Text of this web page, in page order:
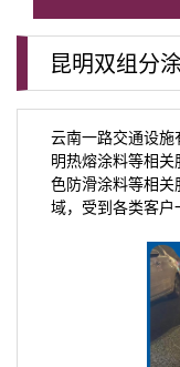
昆明双组分
云南一路交通设施
明热熔涂料等相
色防滑涂料等相关
域，受到各类客户